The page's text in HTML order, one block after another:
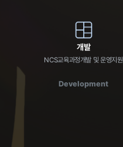
개발
NCS교육과정개발 및 운영지원
Development